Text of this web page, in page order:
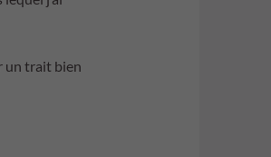
un trait bien